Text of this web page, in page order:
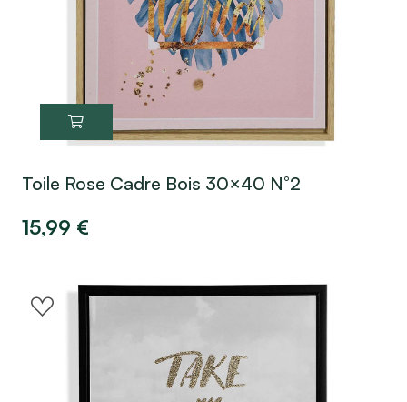
Toile Rose Cadre Bois 30×40 N°2
15,99 €